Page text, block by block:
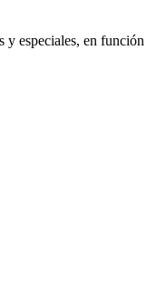
y especiales, en función